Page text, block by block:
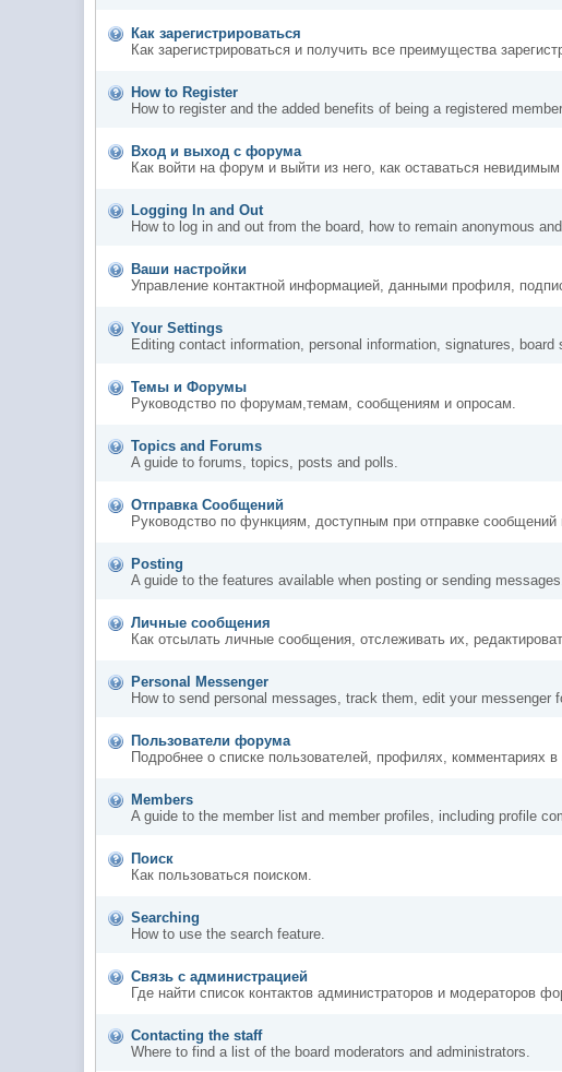
Как зарегистрироваться
Как зарегистрироваться и получить все преимущества
How to Register
How to register and the added benefits of being a registered
Вход и выход с форума
Как войти на форум и выйти из него, как оставаться
Logging In and Out
How to log in and out from the board, how to remain anonymous
Ваши настройки
Управление контактной информацией, данными профиля,
Your Settings
Editing contact information, personal information, signatures,
Темы и Форумы
Руководство по форумам,темам, сообщениям и опросам.
Topics and Forums
A guide to forums, topics, posts and polls.
Отправка Сообщений
Руководство по функциям, доступным при отправке
Posting
A guide to the features available when posting or sending
Личные сообщения
Как отсылать личные сообщения, отслеживать их,
Personal Messenger
How to send personal messages, track them, edit your messenger
Пользователи форума
Подробнее о списке пользователей, профилях, комментариях
Members
A guide to the member list and member profiles, including profile
Поиск
Как пользоваться поиском.
Searching
How to use the search feature.
Связь с администрацией
Где найти список контактов администраторов и модераторов
Contacting the staff
Where to find a list of the board moderators and administrators.